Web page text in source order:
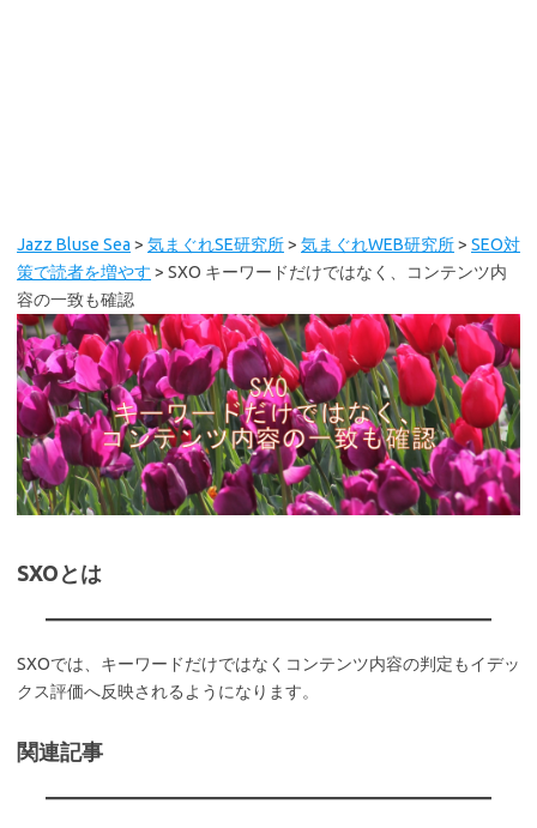
Jazz Bluse Sea > 気まぐれSE研究所> 気まぐれWEB研究所> SEO対
策で読者を増やす > SXO キーワードだけではなく、コンテンツ内
容の一致も確認
SXOとは
SXOでは、キーワードだけではなくコンテンツ内容の判定もイデッ
クス評価へ反映されるようになります。
関連記事